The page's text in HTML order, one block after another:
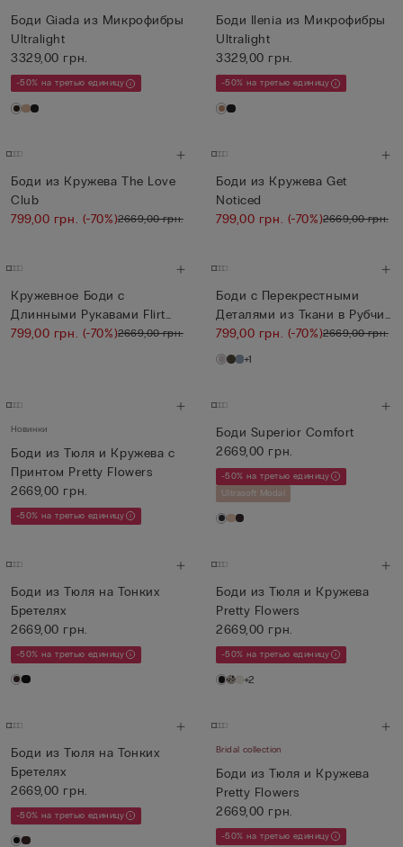
Боди Giada из Микрофибры
Ultralight
3329,00 грн.
-50% на третью единицу
Боди Ilenia из Микрофибры
Ultralight
3329,00 грн.
-50% на третью единицу
Боди из Кружева The Love
Club
799,00 грн. (-70%)2669,00 грн.
Боди из Кружева Get
Noticed
799,00 грн. (-70%)2669,00 грн.
Кружевное Боди с
Длинными Рукавами Flirt
Fearlessl...
799,00 грн. (-70%)2669,00 грн.
Боди с Перекрестными
Деталями из Ткани в Рубчик
с ...
799,00 грн. (-70%)2669,00 грн.
+1
Новинки
Боди из Тюля и Кружева с
Принтом Pretty Flowers
2669,00 грн.
-50% на третью единицу
Боди Superior Comfort
2669,00 грн.
-50% на третью единицу
Ultrasoft Modal
Боди из Тюля на Тонких
Бретелях
2669,00 грн.
-50% на третью единицу
Боди из Тюля и Кружева
Pretty Flowers
2669,00 грн.
-50% на третью единицу
+2
Боди из Тюля на Тонких
Бретелях
2669,00 грн.
-50% на третью единицу
Bridal collection
Боди из Тюля и Кружева
Pretty Flowers
2669,00 грн.
-50% на третью единицу